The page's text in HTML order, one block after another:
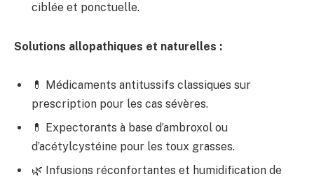
ciblée et ponctuelle.
Solutions allopathiques et naturelles :
💊 Médicaments antitussifs classiques sur
prescription pour les cas sévères.
💊 Expectorants à base d’ambroxol ou
d’acétylcystéine pour les toux grasses.
🌿 Infusions réconfortantes et humidification de